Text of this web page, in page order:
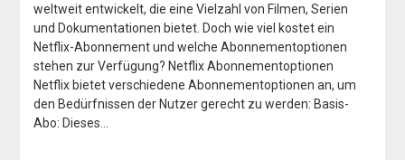
weltweit entwickelt, die eine Vielzahl von Filmen, Serien
und Dokumentationen bietet. Doch wie viel kostet ein
Netflix-Abonnement und welche Abonnementoptionen
stehen zur Verfügung? Netflix Abonnementoptionen
Netflix bietet verschiedene Abonnementoptionen an, um
den Bedürfnissen der Nutzer gerecht zu werden: Basis-
Abo: Dieses…